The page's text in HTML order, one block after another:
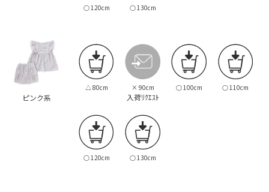
○120cm ○130cm
ピンク系
△ 80cm × 90cm
入荷ﾘｸｴｽﾄ
○100cm ○110cm
○120cm ○130cm